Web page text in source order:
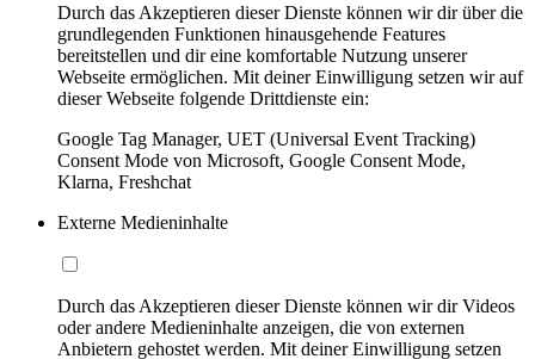
Durch das Akzeptieren dieser Dienste können wir dir über die
grundlegenden Funktionen hinausgehende Features
bereitstellen und dir eine komfortable Nutzung unserer
Webseite ermöglichen. Mit deiner Einwilligung setzen wir auf
dieser Webseite folgende Drittdienste ein:
Google Tag Manager, UET (Universal Event Tracking)
Consent Mode von Microsoft, Google Consent Mode,
Klarna, Freshchat
Externe Medieninhalte
Durch das Akzeptieren dieser Dienste können wir dir Videos
oder andere Medieninhalte anzeigen, die von externen
Anbietern gehostet werden. Mit deiner Einwilligung setzen